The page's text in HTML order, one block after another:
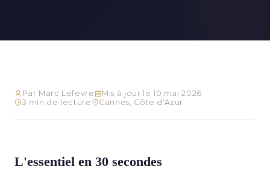
Par Marc Lefevre
Mis à jour le 10 mai 2026
3 min de lecture
Cannes, Côte d'Azur
L'essentiel en 30 secondes